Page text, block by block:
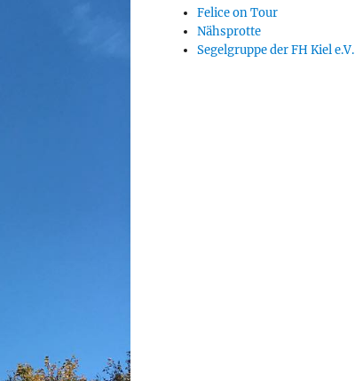
Felice on Tour
Nähsprotte
Segelgruppe der FH Kiel e.V.